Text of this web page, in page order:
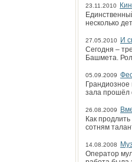
23.11.2010
несколько
27.05.2010
И
Сегодня –
Башмета.
05.09.2009
Грандиозное
зала прошёл
26.08.2009
Как
сотням
14.08.2008
Оператор